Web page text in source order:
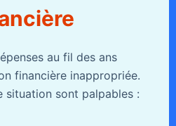
au fil des ans
financière inappropriée.
situation sont palpables :